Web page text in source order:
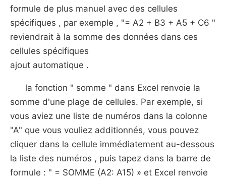
formule de plus manuel avec des cellules
spécifiques , par exemple , "= A2 + B3 + A5 + C6 "
reviendrait à la somme des données dans ces
cellules spécifiques
ajout automatique .
la fonction " somme " dans Excel renvoie la
somme d'une plage de cellules. Par exemple, si
vous aviez une liste de numéros dans la colonne
"A" que vous vouliez additionnés, vous pouvez
cliquer dans la cellule immédiatement au-dessous
la liste des numéros , puis tapez dans la barre de
formule : " = SOMME (A2: A15) » et Excel renvoie